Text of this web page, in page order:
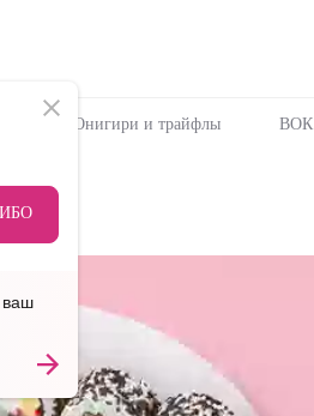
ваш
Онигири и трайфлы ВОК